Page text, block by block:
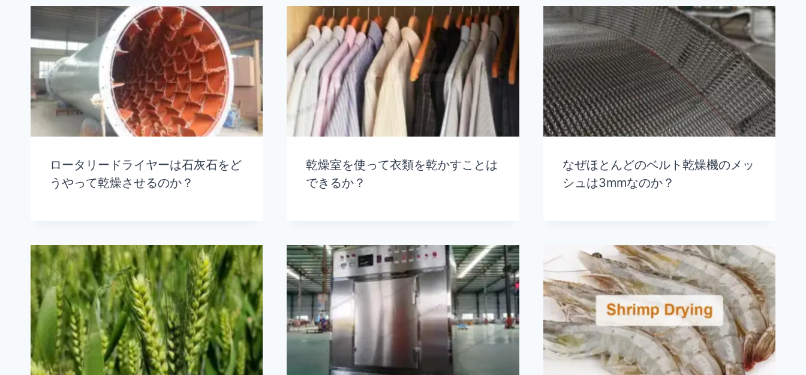
ロータリードライヤーは石灰石をど
うやって乾燥させるのか？
乾燥室を使って衣類を乾かすことは
できるか？
なぜほとんどのベルト乾燥機のメッ
シュは3mmなのか？